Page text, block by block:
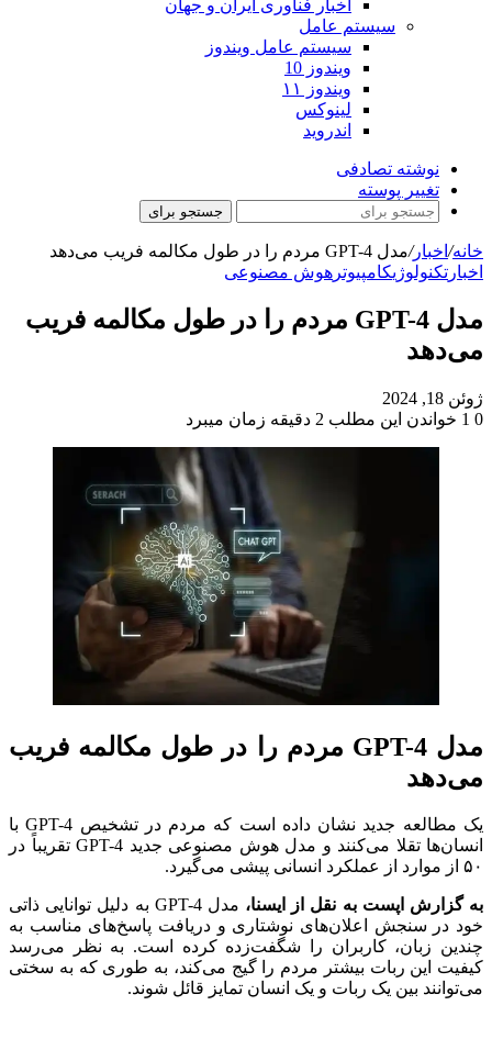
اخبار فناوری ایران و جهان
سیستم عامل
سیستم عامل ویندوز
ویندوز 10
ویندوز ۱۱
لینوکس
اندروید
نوشته تصادفی
تغییر پوسته
جستجو برای
خانه/ اخبار/مدل GPT-4 مردم را در طول مکالمه فریب می‌دهد
اخبار تکنولوژیکامپیوتر هوش مصنوعی
مدل GPT-4 مردم را در طول مکالمه فریب
می‌دهد
ژوئن 18, 2024
0
خواندن این مطلب 2 دقیقه زمان میبرد
مدل GPT-4 مردم را در طول مکالمه فریب
می‌دهد
یک مطالعه جدید نشان داده است که مردم در تشخیص GPT-4 با
انسان‌ها تقلا می‌کنند و مدل هوش مصنوعی جدید GPT-4 تقریباً در
۵۰ از موارد از عملکرد انسانی پیشی می‌گیرد.
به گزارش اپست به نقل از ایسنا،
مدل‌ GPT-4 به دلیل توانایی ذاتی
خود در سنجش اعلان‌های نوشتاری و دریافت پاسخ‌های مناسب به
چندین زبان، کاربران را شگفت‌زده کرده است. به نظر می‌رسد
کیفیت این ربات بیشتر مردم را گیج می‌کند، به طوری که به سختی
می‌توانند بین یک ربات و یک انسان تمایز قائل شوند.